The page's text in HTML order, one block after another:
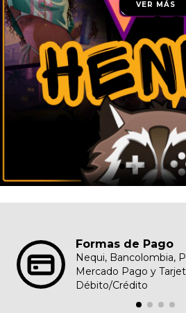
VER MÁS
Formas de Pago
Nequi, Bancolombia,
Mercado Pago y
Débito/Crédito